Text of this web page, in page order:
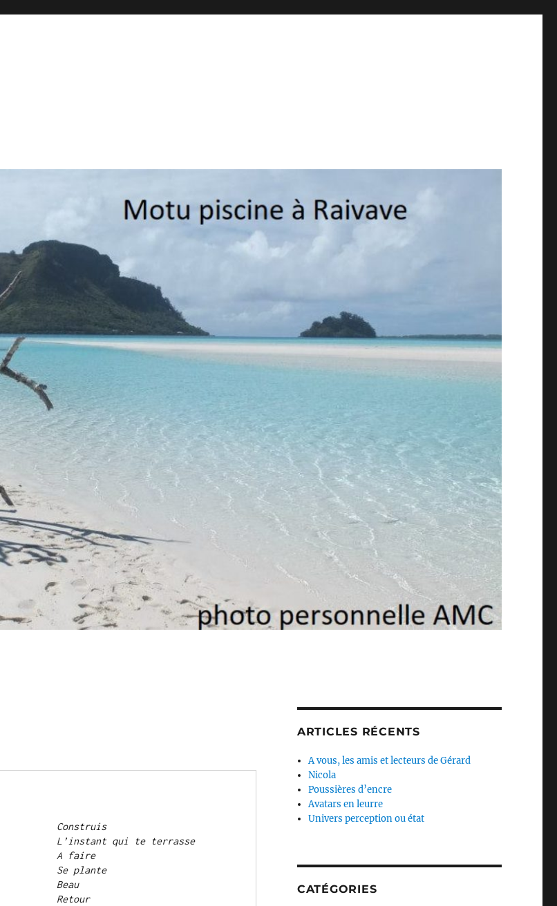
Construis
L’instant qui te terrasse
A faire
Se plante
Beau
Retour
ARTICLES RÉCENTS
A vous, les amis et lecteurs de Gérard
Nicola
Poussières d’encre
Avatars en leurre
Univers perception ou état
CATÉGORIES